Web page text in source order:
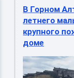
В Горном
летнего
крупного
доме